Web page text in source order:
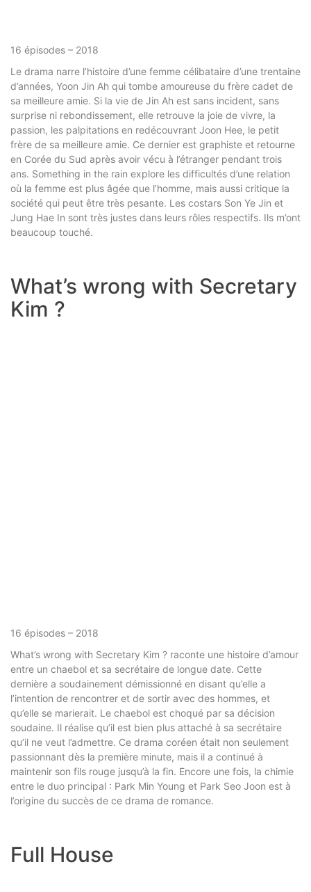
16 épisodes – 2018
Le drama narre l’histoire d’une femme célibataire d’une trentaine
d’années, Yoon Jin Ah qui tombe amoureuse du frère cadet de
sa meilleure amie. Si la vie de Jin Ah est sans incident, sans
surprise ni rebondissement, elle retrouve la joie de vivre, la
passion, les palpitations en redécouvrant Joon Hee, le petit
frère de sa meilleure amie. Ce dernier est graphiste et retourne
en Corée du Sud après avoir vécu à l’étranger pendant trois
ans. Something in the rain explore les difficultés d’une relation
où la femme est plus âgée que l’homme, mais aussi critique la
société qui peut être très pesante. Les costars Son Ye Jin et
Jung Hae In sont très justes dans leurs rôles respectifs. Ils m’ont
beaucoup touché.
What’s wrong with Secretary
Kim ?
16 épisodes – 2018
What’s wrong with Secretary Kim ? raconte une histoire d’amour
entre un chaebol et sa secrétaire de longue date. Cette
dernière a soudainement démissionné en disant qu’elle a
l’intention de rencontrer et de sortir avec des hommes, et
qu’elle se marierait. Le chaebol est choqué par sa décision
soudaine. Il réalise qu’il est bien plus attaché à sa secrétaire
qu’il ne veut l’admettre. Ce drama coréen était non seulement
passionnant dès la première minute, mais il a continué à
maintenir son fils rouge jusqu’à la fin. Encore une fois, la chimie
entre le duo principal : Park Min Young et Park Seo Joon est à
l’origine du succès de ce drama de romance.
Full House